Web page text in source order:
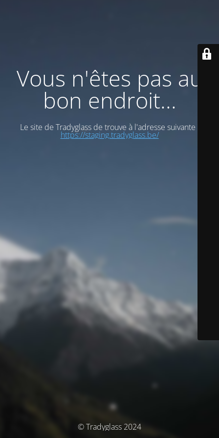
Vous n'êtes pas au
bon endroit...
Le site de Tradyglass de trouve à l'adresse suivante :
https://staging.tradyglass.be/
© Tradyglass 2024